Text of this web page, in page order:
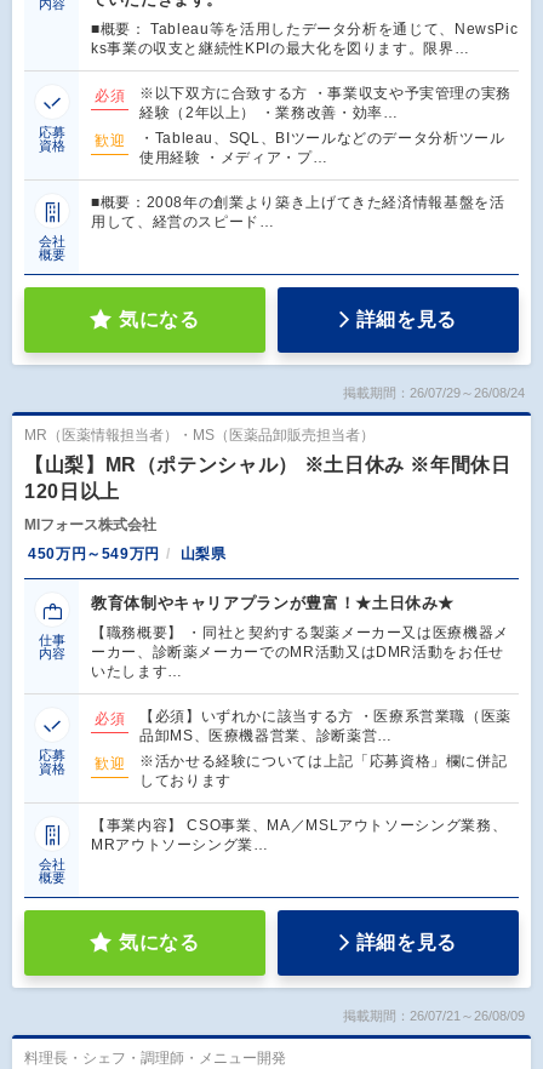
内容
■概要： Tableau等を活用したデータ分析を通じて、NewsPic
ks事業の収支と継続性KPIの最大化を図ります。限界…
応募
資格
必須
※以下双方に合致する方 ・事業収支や予実管理の実務
経験（2年以上） ・業務改善・効率…
歓迎
・Tableau、SQL、BIツールなどのデータ分析ツール
使用経験 ・メディア・プ…
会社
概要
■概要：2008年の創業より築き上げてきた経済情報基盤を活
用して、経営のスピード…
気になる 詳細を見る
掲載期間：26/07/29～26/08/24
MR（医薬情報担当者）・MS（医薬品卸販売担当者）
【山梨】MR（ポテンシャル） ※土日休み ※年間休日
120日以上
MIフォース株式会社
450万円～549万円
山梨県
仕事
内容
教育体制やキャリアプランが豊富！★土日休み★
【職務概要】 ・同社と契約する製薬メーカー又は医療機器メ
ーカー、診断薬メーカーでのMR活動又はDMR活動をお任せ
いたします…
応募
資格
必須
【必須】いずれかに該当する方 ・医療系営業職（医薬
品卸MS、医療機器営業、診断薬営…
歓迎
※活かせる経験については上記「応募資格」欄に併記
しております
会社
概要
【事業内容】 CSO事業、MA／MSLアウトソーシング業務、
MRアウトソーシング業…
気になる 詳細を見る
掲載期間：26/07/21～26/08/09
料理長・シェフ・調理師・メニュー開発